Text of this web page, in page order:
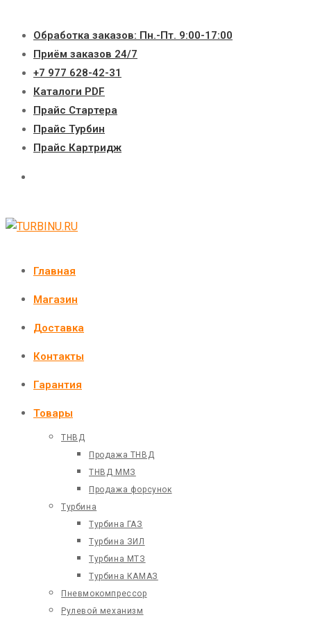
содержимому
Обработка заказов: Пн.-Пт. 9:00-17:00
Приём заказов 24/7
+7 977 628-42-31
Каталоги PDF
Прайс Стартера
Прайс Турбин
Прайс Картридж
Главная
Магазин
Доставка
Контакты
Гарантия
Товары
ТНВД
Продажа ТНВД
ТНВД ММЗ
Продажа форсунок
Турбина
Турбина ГАЗ
Турбина ЗИЛ
Турбина МТЗ
Турбина КАМАЗ
Пневмокомпрессор
Рулевой механизм